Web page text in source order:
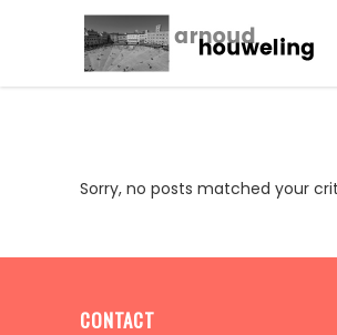
Sorry, no posts matched your
CONTACT